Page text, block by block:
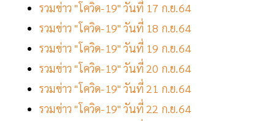
รวมข่าว "โควิด-19" วันที่ 17 ก.ย.64
รวมข่าว "โควิด-19" วันที่ 18 ก.ย.64
รวมข่าว "โควิด-19" วันที่ 19 ก.ย.64
รวมข่าว "โควิด-19" วันที่ 20 ก.ย.64
รวมข่าว "โควิด-19" วันที่ 21 ก.ย.64
รวมข่าว "โควิด-19" วันที่ 22 ก.ย.64